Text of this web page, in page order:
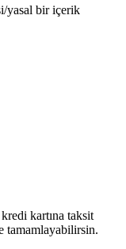
yasal bir içerik
kartına taksit
tamamlayabilirsin.